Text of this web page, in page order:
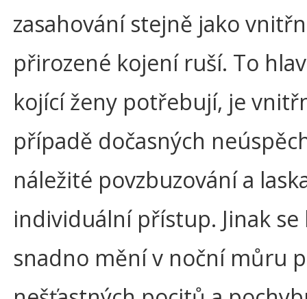
zasahování stejně jako
přirozené kojení ruší. To
kojící ženy potřebují, je
případě dočasných
náležité povzbuzování a
individuální přístup. Jinak se
snadno mění v noční můru